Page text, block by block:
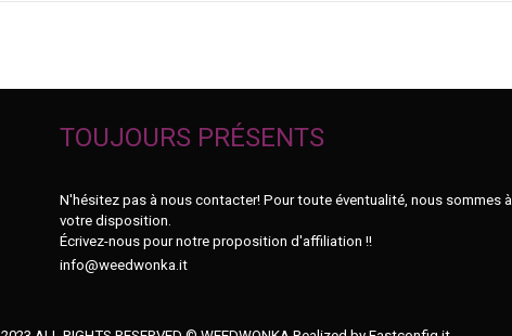
TOUJOURS PRÉSENTS
N'hésitez pas à nous contacter! Pour toute éventualité, nous sommes à
votre disposition.
Écrivez-nous pour notre proposition d'affiliation !!
info@weedwonka.it